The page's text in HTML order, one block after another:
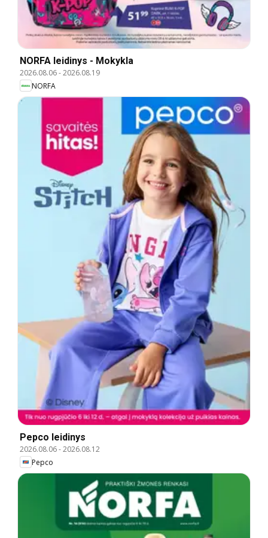
NORFA leidinys - Mokykla
2026.08.06-2026.08.19
NORFA
Pepco leidinys
2026.08.06-2026.08.12
Pepco